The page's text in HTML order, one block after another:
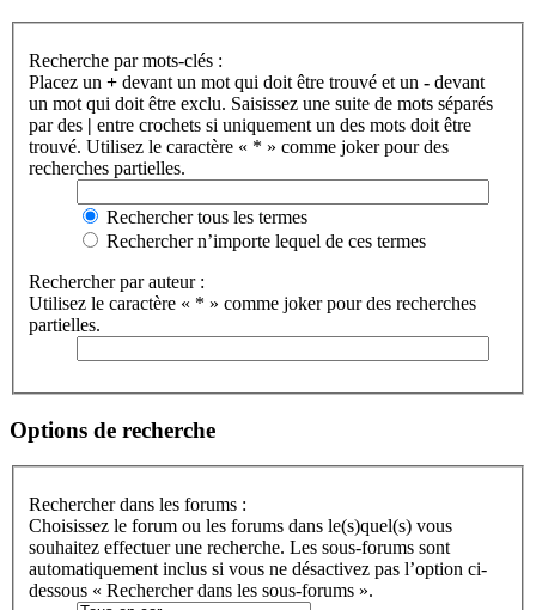
Recherche par mots-clés :
Placez un + devant un mot qui doit être trouvé et un - devant
un mot qui doit être exclu. Saisissez une suite de mots séparés
par des | entre crochets si uniquement un des mots doit être
trouvé. Utilisez le caractère « * » comme joker pour des
recherches partielles.
Rechercher tous les termes
Rechercher n’importe lequel de ces termes
Rechercher par auteur :
Utilisez le caractère « * » comme joker pour des recherches
partielles.
Options de recherche
Rechercher dans les forums :
Choisissez le forum ou les forums dans le(s)quel(s) vous
souhaitez effectuer une recherche. Les sous-forums sont
automatiquement inclus si vous ne désactivez pas l’option ci-
dessous « Rechercher dans les sous-forums ».